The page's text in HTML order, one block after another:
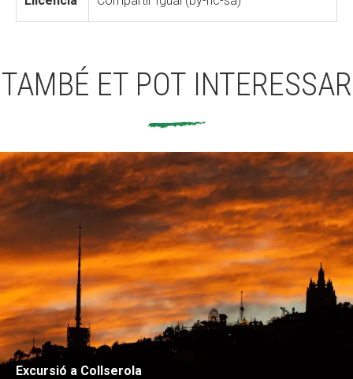
TAMBÉ ET POT INTERESSAR
Excursió a Collserola